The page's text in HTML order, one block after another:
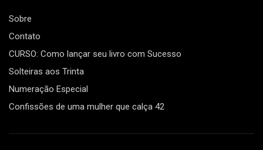
Sobre
Contato
CURSO: Como lançar seu livro com Sucesso
Solteiras aos Trinta
Numeração Especial
Confissões de uma mulher que calça 42